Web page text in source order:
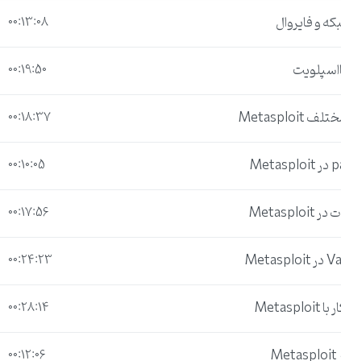
ها و مواردی که در این دوره آموزش داده می شوند در دنیای واقعی
00:13:08
00:19:50
00:18:37
00:10:05
00:17:56
00:24:23
00:28:14
00:12:06